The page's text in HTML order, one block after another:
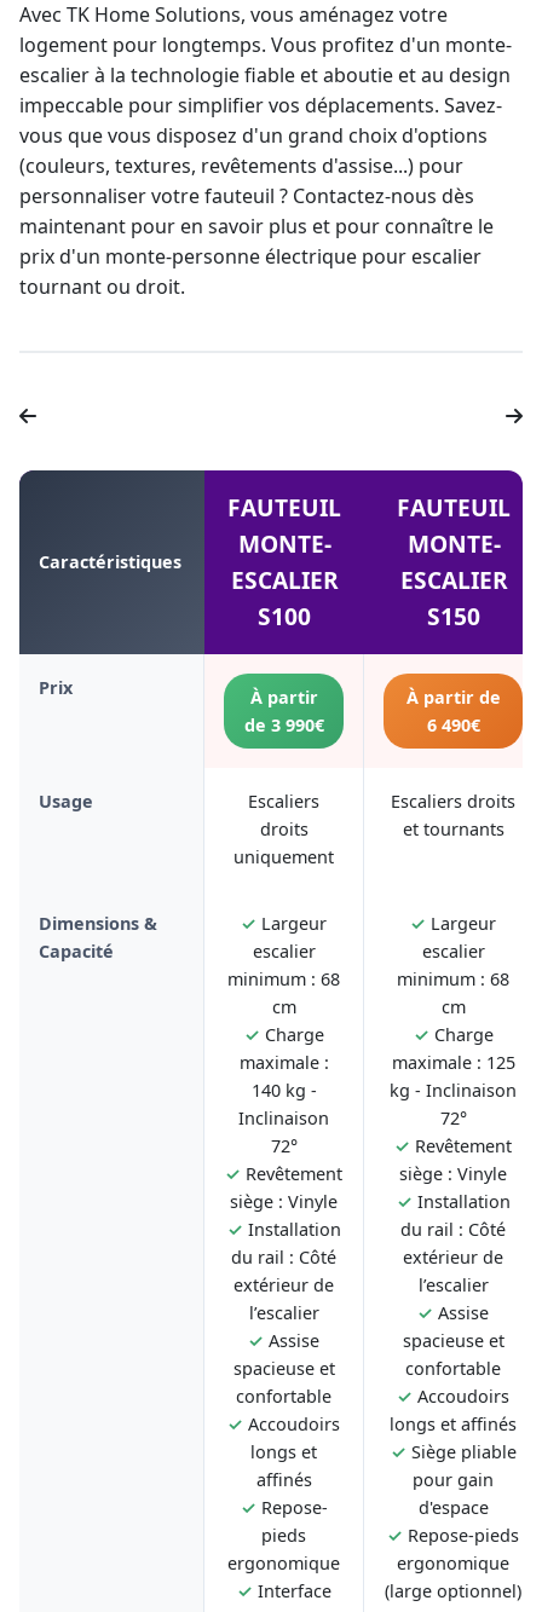
Avec TK Home Solutions, vous aménagez votre
logement pour longtemps. Vous profitez d'un monte-
escalier à la technologie fiable et aboutie et au design
impeccable pour simplifier vos déplacements. Savez-
vous que vous disposez d'un grand choix d'options
(couleurs, textures, revêtements d'assise...) pour
personnaliser votre fauteuil ? Contactez-nous dès
maintenant pour en savoir plus et pour connaître le
prix d'un monte-personne électrique pour escalier
tournant ou droit.
Caractéristiques
FAUTEUIL
MONTE-
ESCALIER
S100
FAUTEUIL
MONTE-
ESCALIER
S150
Prix
À partir
de 3 990€
À partir de
6 490€
Usage
Escaliers
droits
uniquement
Escaliers droits
et tournants
Dimensions &
Capacité
✓ Largeur
escalier
minimum : 68
cm
✓ Charge
maximale :
140 kg -
Inclinaison
72°
✓ Revêtement
siège : Vinyle
✓ Installation
du rail : Côté
extérieur de
l’escalier
✓ Assise
spacieuse et
confortable
✓ Accoudoirs
longs et
affinés
✓ Repose-
pieds
ergonomique
✓ Interface
✓ Largeur
escalier
minimum : 68
cm
✓ Charge
maximale : 125
kg - Inclinaison
72°
✓ Revêtement
siège : Vinyle
✓ Installation
du rail : Côté
extérieur de
l’escalier
✓ Assise
spacieuse et
confortable
✓ Accoudoirs
longs et affinés
✓ Siège pliable
pour gain
d'espace
✓ Repose-pieds
ergonomique
(large optionnel)